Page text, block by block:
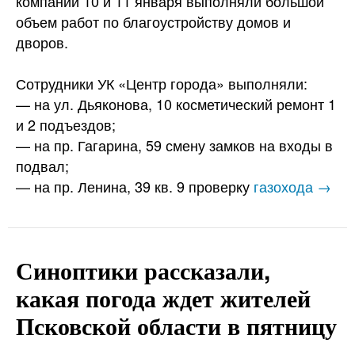
объем работ по благоустройству домов и
дворов.
Сотрудники УК «Центр города» выполняли:
— на ул. Дьяконова, 10 косметический ремонт 1
и 2 подъездов;
— на пр. Гагарина, 59 смену замков на входы в
подвал;
— на пр. Ленина, 39 кв. 9 проверку газохода →
Синоптики рассказали,
какая погода ждет жителей
Псковской области в пятницу